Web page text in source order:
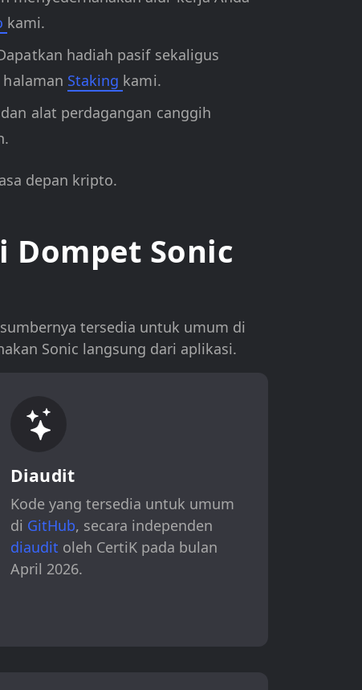
kami.
hadiah pasif sekaligus
Staking kami.
alat perdagangan canggih
depan kripto.
Dompet Sonic
tersedia untuk umum di
Sonic langsung dari aplikasi.
Diaudit
Kode yang tersedia untuk umum
di GitHub, secara independen
diaudit oleh CertiK pada bulan
April 2026.